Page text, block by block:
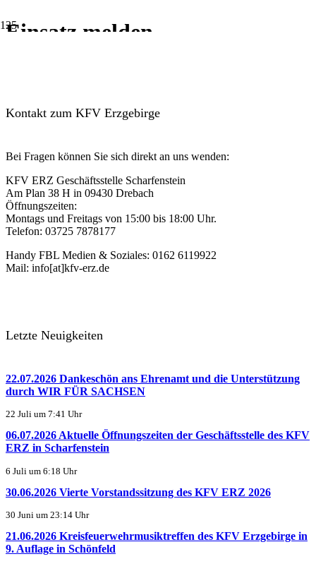
Einsatz melden
Kontakt zum KFV Erzgebirge
Bei Fragen können Sie sich direkt an uns wenden:
KFV ERZ Geschäftsstelle Scharfenstein
Am Plan 38 H in 09430 Drebach
Öffnungszeiten:
Montags und Freitags von 15:00 bis 18:00 Uhr.
Telefon: 03725 7878177
Handy FBL Medien & Soziales: 0162 6119922
Mail: info[at]kfv-erz.de
Letzte Neuigkeiten
22.07.2026 Dankeschön ans Ehrenamt und die Unterstützung
durch WIR FÜR SACHSEN
22 Juli um 7:41 Uhr
06.07.2026 Aktuelle Öffnungszeiten der Geschäftsstelle des KFV
ERZ in Scharfenstein
6 Juli um 6:18 Uhr
30.06.2026 Vierte Vorstandssitzung des KFV ERZ 2026
30 Juni um 23:14 Uhr
21.06.2026 Kreisfeuerwehrmusiktreffen des KFV Erzgebirge in
9. Auflage in Schönfeld